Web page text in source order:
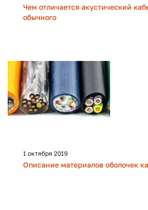
Чем отличается акустический
обычного
1 октября 2019
Описание материалов оболочек